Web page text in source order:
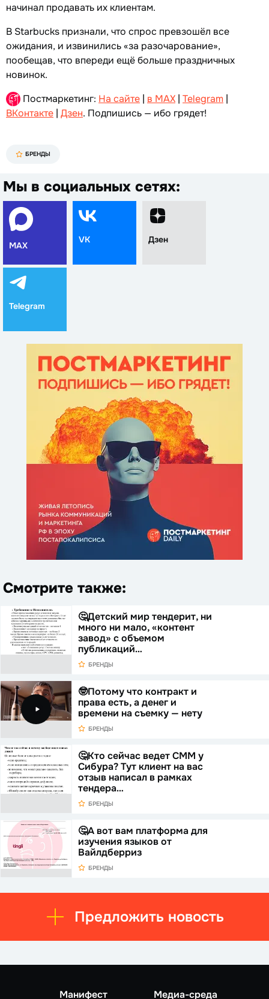
начинал продавать их клиентам.
В Starbucks признали, что спрос превзошёл все
ожидания, и извинились «за разочарование»,
пообещав, что впереди ещё больше праздничных
новинок.
Постмаркетинг: На сайте | в MAX | Telegram |
ВКонтакте | Дзен. Подпишись — ибо грядет!
БРЕНДЫ
Мы в социальных сетях:
MAX
VK Дзен
Telegram
Смотрите также:
🤔Детский мир тендерит, ни
много ни мало, «контент
завод» с объемом
публикаций…
БРЕНДЫ
🤓Потому что контракт и
права есть, а денег и
времени на съемку — нету
БРЕНДЫ
🤔Кто сейчас ведет СММ у
Сибура? Тут клиент на вас
отзыв написал в рамках
тендера…
БРЕНДЫ
🤔А вот вам платформа для
изучения языков от
Вайлдберриз
БРЕНДЫ
Предложить новость
Манифест Медиа-среда